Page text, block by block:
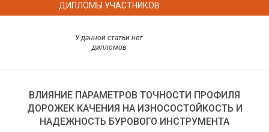
ДИПЛОМЫ УЧАСТНИКОВ
У данной статьи нет
дипломов
ВЛИЯНИЕ ПАРАМЕТРОВ ТОЧНОСТИ ПРОФИЛЯ
ДОРОЖЕК КАЧЕНИЯ НА ИЗНОСОСТОЙКОСТЬ И
НАДЕЖНОСТЬ БУРОВОГО ИНСТРУМЕНТА